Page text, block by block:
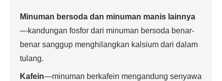
Minuman bersoda dan minuman manis lainnya
—kandungan fosfor dari minuman bersoda benar-
benar sanggup menghilangkan kalsium dari dalam
tulang.
Kafein—minuman berkafein mengandung senyawa